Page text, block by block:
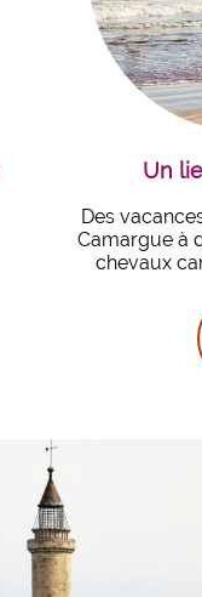
Un
Des
Camargue à
chevaux